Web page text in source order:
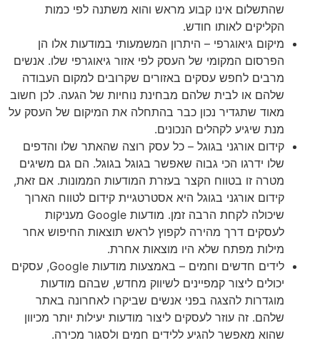
שהתשלום אינו קבוע מראש והוא משתנה לפי כמות
הקליקים לאותו חודש.
מיקום גיאוגרפי – היתרון המשמעותי במודעות אלו הן
הפרסום המקומי של העסק לפי אזור גיאוגרפי שלו. אנשים
מרבים לחפש עסקים באזורים שקרובים למקום העבודה
שלהם או לבית שלהם מבחינת נוחיות של הגעה. לכן חשוב
מאוד שתגדיר נכון כבר בהתחלה את המיקום של העסק על
מנת שיגיע לקהלים הנכונים.
קידום אורגני בגוגל – כל עסק רוצה שהאתר שלו והדפים
שלו ידרגו הכי גבוה שאפשר בגוגל בגוגל. הם גם משיגים
מטרה זו בטווח הקצר בעזרת המודעות הממונות. אם זאת,
קידום אורגני בגוגל היא אסטרטגיית קידום לטווח הארוך
שיכולה לקחת הרבה זמן. מודעות Google מעניקות
לעסקים דרך מהירה לקפוץ לראש תוצאות החיפוש אחר
מילות מפתח שלא היו מוצאות אחרת.
לידים חדשים וחמים – באמצעות מודעות Google, עסקים
יכולים ליצור קמפיינים לשיווק מחדש, שבהם מודעות
מוגדרות להצגה בפני אנשים שביקרו לאחרונה באתר
שלהם. זה עוזר לעסקים ליצור מודעות יעילות יותר מכיוון
שהוא מאפשר להגיע ללידים חמים ולסגור מכירה.